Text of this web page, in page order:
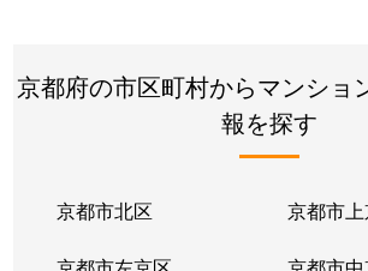
京都府の市区町村からマンショ
報を探す
京都市北区 京都市